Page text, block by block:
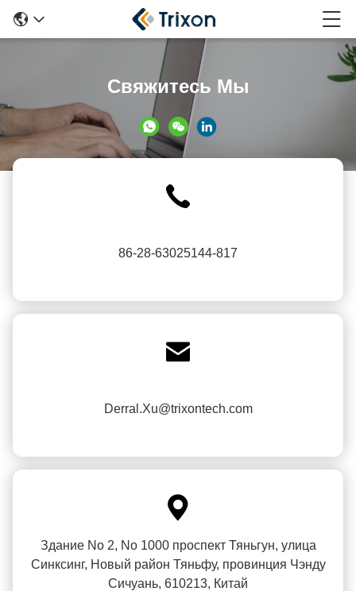
Свяжитесь Мы
86-28-63025144-817

Derral.Xu@trixontech.com

Здание No 2, No 1000 проспект Тяньгун, улица
Синксинг, Новый район Тяньфу, провинция Чэнду
Сичуань, 610213, Китай